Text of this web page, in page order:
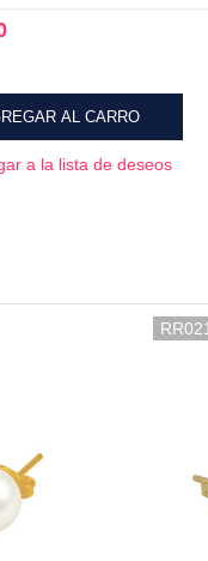
AL CARRO
a la lista de deseos